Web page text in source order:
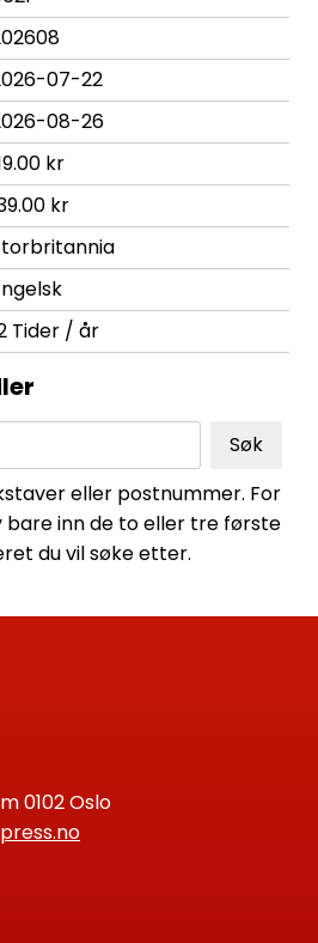
07-22
08-26
kr
kr
Tider / år
Søk
eller postnummer. For
bare inn de to eller tre første
du vil søke etter.
0102 Oslo